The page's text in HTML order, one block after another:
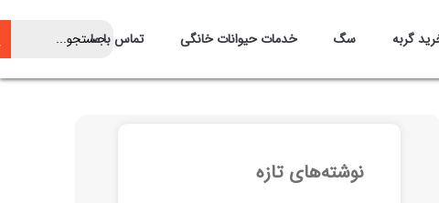
گربه سگ خدمات حیوانات خانگی تماس با ما
نوشته‌های تازه